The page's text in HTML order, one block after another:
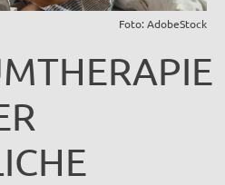
Foto: AdobeStock